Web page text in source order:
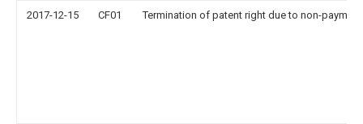
2017-12-15 CF01 Termination of patent right due to non-